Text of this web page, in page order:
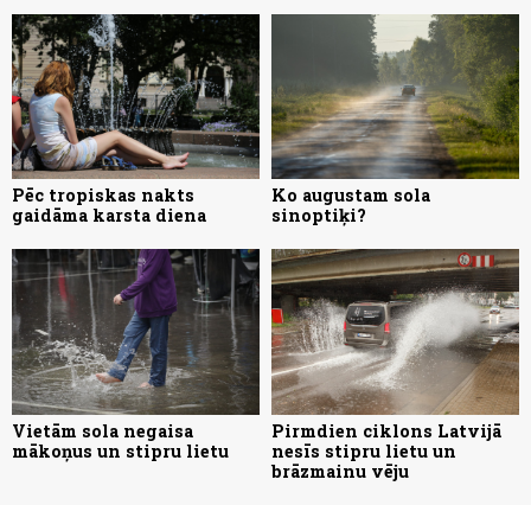
Pēc tropiskas nakts
gaidāma karsta diena
Ko augustam sola
sinoptiķi?
Vietām sola negaisa
mākoņus un stipru lietu
Pirmdien ciklons Latvijā
nesīs stipru lietu un
brāzmainu vēju